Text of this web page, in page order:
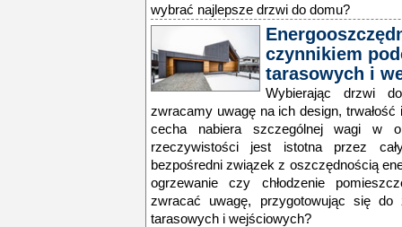
wybrać najlepsze drzwi do domu?
czynnikiem
tarasowych i
Wybierając drzwi
zwracamy uwagę na ich design, trwałość
cecha nabiera szczególnej wagi w
rzeczywistości jest istotna przez
bezpośredni związek z oszczędnością
ogrzewanie czy chłodzenie
zwracać uwagę, przygotowując się do
tarasowych i wejściowych?